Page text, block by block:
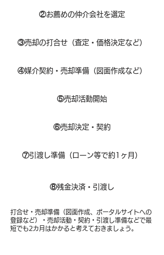
②お薦めの仲介会社を選定
③売却の打合せ（査定・価格決定など）
④媒介契約・売却準備（図面作成など）
⑤売却活動開始
⑥売却決定・契約
⑦引渡し準備（ローン等で約1ヶ月）
打合せ・売却準備（図面作成、ポータルサイトへの
登録など）・売却活動・契約・引渡し準備などで最
短でも2カ月はかかると考えておきましょう。
⑧​残金決済・引渡し